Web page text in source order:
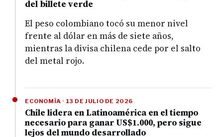
del billete verde
El peso colombiano tocó su menor nivel
frente al dólar en más de siete años,
mientras la divisa chilena cede por el salto
del metal rojo.
ECONOMÍA · 13 DE JULIO DE 2026
Chile lidera en Latinoamérica en el tiempo
necesario para ganar US$1.000, pero sigue
lejos del mundo desarrollado